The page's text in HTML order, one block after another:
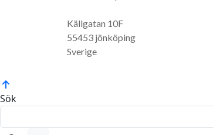
Källgatan 10F
55453 jönköping
Sverige
Sök